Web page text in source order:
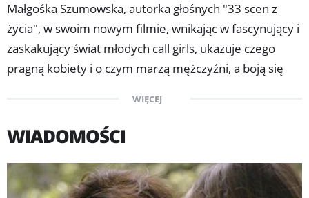
Małgośka Szumowska, autorka głośnych "33 scen z
życia", w swoim nowym filmie, wnikając w fascynujący i
zaskakujący świat młodych call girls, ukazuje czego
pragną kobiety i o czym marzą mężczyźni, a boją się
luksusowego magazynu dla kobiet, przygotowuje
artykuł na temat sponsoringu. W trakcie pracy nad
materiałem poznaje dwie call girls - Charlotte (Anais
Demoustier) oraz Alicję (Joanna Kulig). Dziewczyny
wprowadzają ją w świat płatnej miłości, ku zaskoczeniu
WIĘCEJ
WIADOMOŚCI